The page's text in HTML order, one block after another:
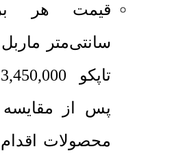
سانتی‌متر
تاپکو 3,450,000
پس از مقایسه
محصولات